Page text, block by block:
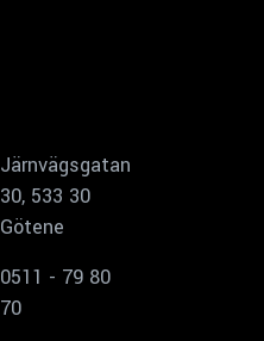
Järnvägsgatan
30, 533 30
Götene
0511 - 79 80
70